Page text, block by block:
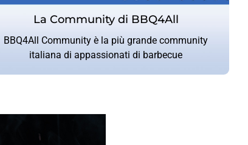
La Community di BBQ4All
BBQ4All Community è la più grande community
italiana di appassionati di barbecue
La Community di BBQ4All
CLICCA QUI